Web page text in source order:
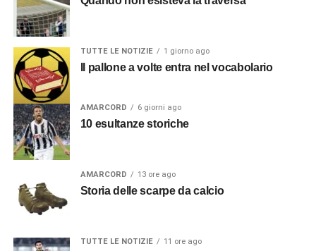
TUTTE LE NOTIZIE 1 giorno ago
Il pallone a volte entra nel vocabolario
AMARCORD 6 giorni ago
10 esultanze storiche
AMARCORD 13 ore ago
Storia delle scarpe da calcio
TUTTE LE NOTIZIE 11 ore ago